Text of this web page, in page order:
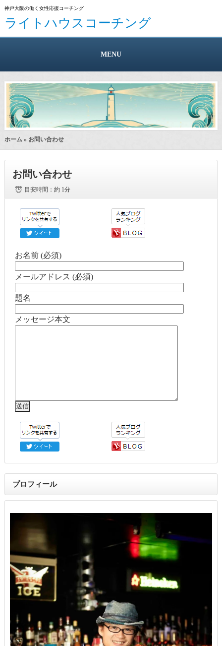
神戸大阪の働く女性応援コーチング
ライトハウスコーチング
MENU
ホーム » お問い合わせ
お問い合わせ
目安時間：約 1分
お名前 (必須)
メールアドレス (必須)
題名
メッセージ本文
プロフィール